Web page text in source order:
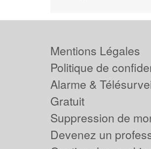
Mentions Légales
Politique de
Alarme &
Gratuit
Suppression de
Devenez un